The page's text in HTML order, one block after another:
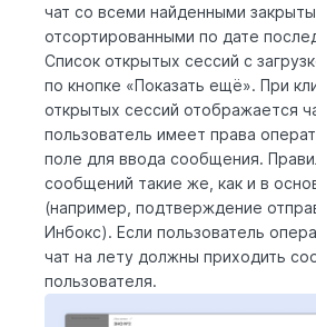
чат со всеми найденными
отсортированными по дате
Список открытых сессий с
по кнопке «Показать ещё». При
открытых сессий отображается
пользователь имеет права
поле для ввода сообщения.
сообщений такие же, как и в
(например, подтверждение
Инбокс). Если пользователь
чат на лету должны приходить
пользователя.